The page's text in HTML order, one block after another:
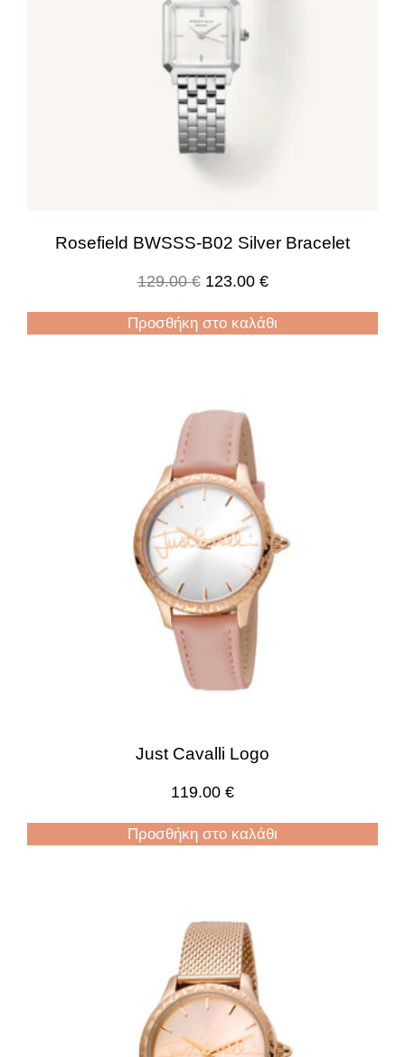
Rosefield BWSSS-B02 Silver Bracelet
129.00€ 123.00 €
Προσθήκη στο καλάθι
Just Cavalli Logo
119.00 €
Προσθήκη στο καλάθι